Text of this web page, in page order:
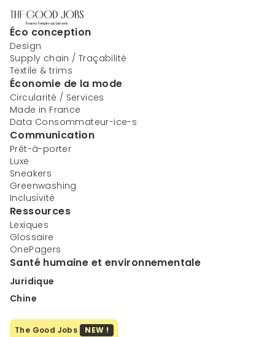
Éco conception
Design
Supply chain / Traçabilité
Textile & trims
Économie de la mode
Circularité / Services
Made in France
Data Consommateur-ice-s
Communication
Prêt-à-porter
Luxe
Sneakers
Greenwashing
Inclusivité
Ressources
Lexiques
Glossaire
OnePagers
Santé humaine et environnementale
Juridique
Chine
The Good Jobs NEW !